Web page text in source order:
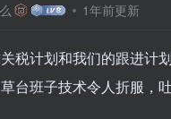
1年前更新
税计划和我们的跟进计
台班子技术令人折服，